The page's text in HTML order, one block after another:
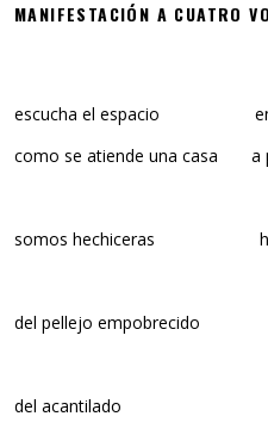
MANIFESTACIÓN A CUATRO
escucha el espacio entre
como se atiende una casa a
somos hechiceras
del pellejo empobrecido
de tanto
del acantilado